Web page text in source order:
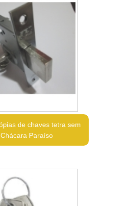
de chaves tetra sem
Paraíso